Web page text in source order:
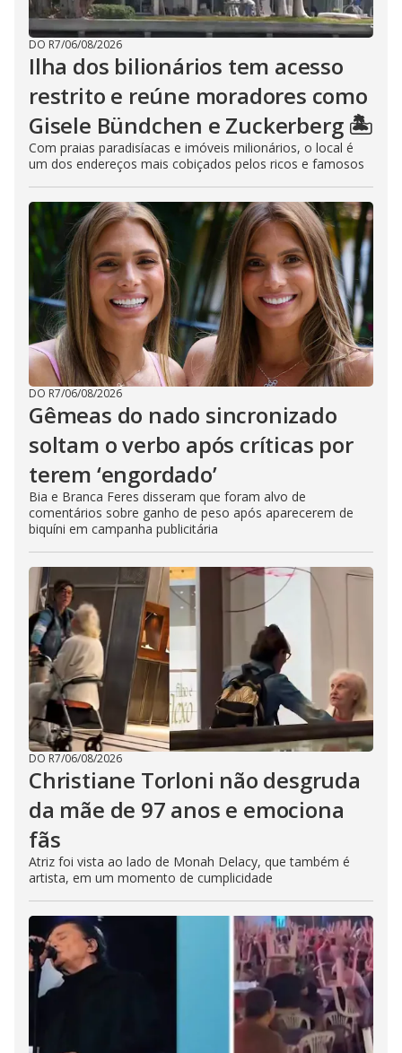
DO R7/06/08/2026
Ilha dos bilionários tem acesso
restrito e reúne moradores como
Gisele Bündchen e Zuckerberg 🏝️
Com praias paradisíacas e imóveis milionários, o local é
um dos endereços mais cobiçados pelos ricos e famosos
DO R7/06/08/2026
Gêmeas do nado sincronizado
soltam o verbo após críticas por
terem ‘engordado’
Bia e Branca Feres disseram que foram alvo de
comentários sobre ganho de peso após aparecerem de
biquíni em campanha publicitária
DO R7/06/08/2026
Christiane Torloni não desgruda
da mãe de 97 anos e emociona
fãs
Atriz foi vista ao lado de Monah Delacy, que também é
artista, em um momento de cumplicidade